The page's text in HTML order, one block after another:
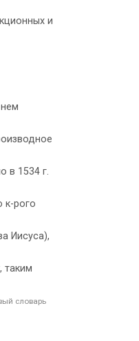
и
в 1534 г.
к-рого
Иисуса),
таким
словарь